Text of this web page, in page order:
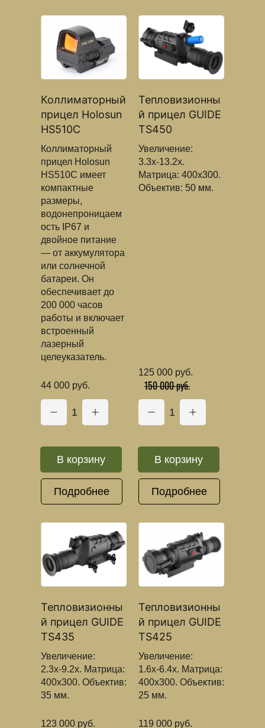
Коллиматорный
прицел Holosun
HS510C
Коллиматорный
прицел Holosun
HS510C имеет
компактные
размеры,
водонепроницаем
ость IP67 и
двойное питание
— от аккумулятора
или солнечной
батареи. Он
обеспечивает до
200 000 часов
работы и включает
встроенный
лазерный
целеуказатель.
44 000 руб.
1
В корзину
Подробнее
Тепловизионны
й прицел GUIDE
TS450
Увеличение:
3.3х-13.2х.
Матрица: 400x300.
Объектив: 50 мм.
125 000 руб.
150 000 руб.
1
В корзину
Подробнее
Тепловизионны
й прицел GUIDE
TS435
Увеличение:
2.3х-9.2х. Матрица:
400x300. Объектив:
35 мм.
123 000 руб.
Тепловизионны
й прицел GUIDE
TS425
Увеличение:
1.6х-6.4х. Матрица:
400x300. Объектив:
25 мм.
119 000 руб.